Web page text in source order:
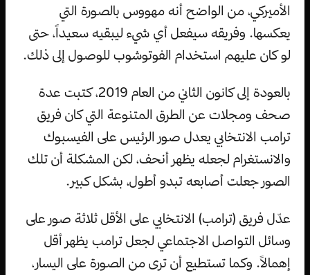
الأميركي، من الواضح أنه مهووس بالصورة التي
يعكسها. وفريقه سيفعل أي شيء ليبقيه سعيداً، حتى
لو كان عليهم استخدام الفوتوشوب للوصول إلى ذلك.
بالعودة إلى كانون الثاني من العام 2019، كتبت عدة
صحف ومجلات عن الطرق المتنوعة التي كان فريق
ترامب الانتخابي يعدل صور الرئيس على الفيسبوك
والانستغرام لجعله يظهر أنحف، لكن المشكلة أن تلك
الصور جعلت أصابعه تبدو أطول، بشكل كبير.
عدّل فريق (ترامب) الانتخابي على الأقل ثلاثة صور على
وسائل التواصل الاجتماعي لجعل ترامب يظهر أقل
إهمالاً. وكما تستطيع أن ترى من الصورة على اليسار،